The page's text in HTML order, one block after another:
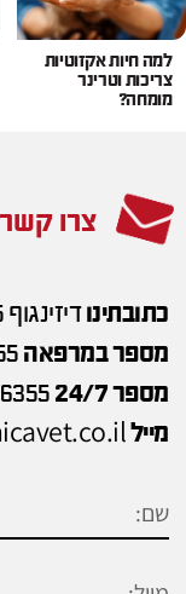
למה חיות אקזוטיות
צריכות וטרינר
מומחה?
צרו קשר
כתובתינודיזינגוף 255, תל אביב
מספר במרפאה
מספר 24/7
מייל